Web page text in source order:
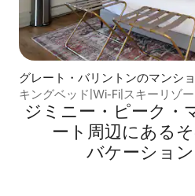
グレート・バリントンのマンシ
キングベッド|Wi-Fi|スキーリゾ
ークシャー
ジミニー・ピーク・
ート⁠周⁠辺⁠に⁠あ⁠る
バ⁠ケ⁠ー⁠シ⁠ョ⁠